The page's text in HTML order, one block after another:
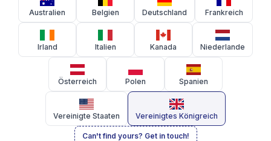
Australien Belgien Deutschland Frankreich
Irland Italien Kanada Niederlande
Österreich Polen Spanien
Vereinigte Staaten Vereinigtes Königreich
Can't find yours? Get in touch!